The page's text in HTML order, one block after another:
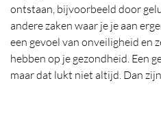
ontstaan, bijvoorbeeld door
andere zaken waar je je aan
een gevoel van onveiligheid en
hebben op je gezondheid. Een
maar dat lukt niet altijd. Dan